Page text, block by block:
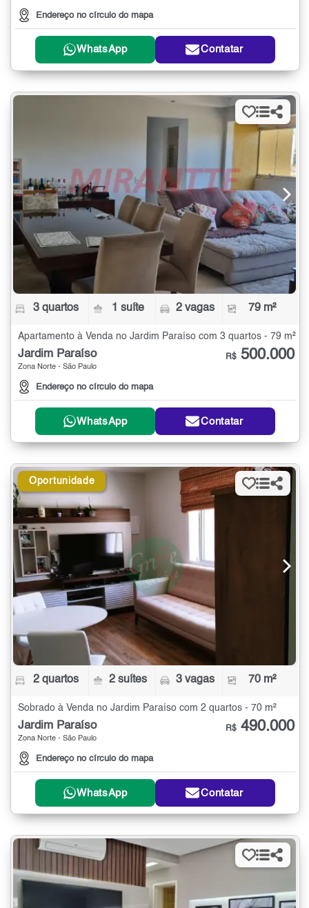
Endereço no círculo do mapa
WhatsApp Contatar
3 quartos 1 suíte 2 vagas 79 m²
Apartamento à Venda no Jardim Paraíso com 3 quartos - 79 m²
Jardim Paraíso
Zona Norte - São Paulo
Endereço no círculo do mapa
R$ 500.000
WhatsApp Contatar
Oportunidade
2 quartos 2 suítes 3 vagas 70 m²
Sobrado à Venda no Jardim Paraíso com 2 quartos - 70 m²
Jardim Paraíso
Zona Norte - São Paulo
Endereço no círculo do mapa
R$ 490.000
WhatsApp Contatar